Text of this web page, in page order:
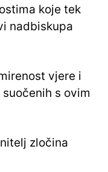
koje tek
nadbiskupa
vjere i
s ovim
zločina